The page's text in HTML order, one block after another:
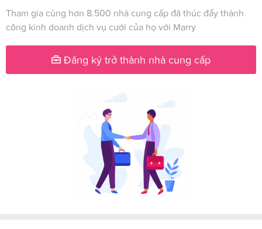
Tham gia cùng hơn 8.500 nhà cung cấp đã thúc đẩy thành
công kinh doanh dịch vụ cưới của họ với Marry
Đăng ký trở thành nhà cung cấp